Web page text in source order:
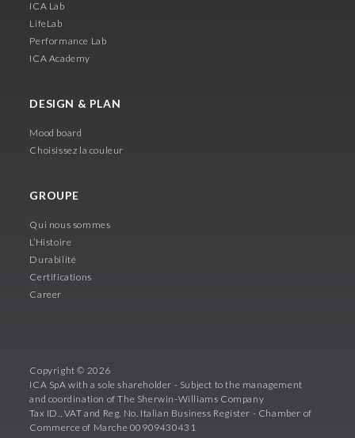
ICA Lab
LifeLab
Performance Lab
ICA Academy
DESIGN & PLAN
Mood board
Choisissez la couleur
GROUPE
Qui nous sommes
L’Histoire
Durabilité
Certifications
Career
Copyright © 2026
ICA SpA with a sole shareholder - Subject to the management
and coordination of The Sherwin-Williams Company
Tax ID., VAT and Reg. No. Italian Business Register - Chamber of
Commerce of Marche 00909430431